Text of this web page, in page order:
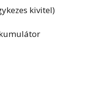
kivitel)